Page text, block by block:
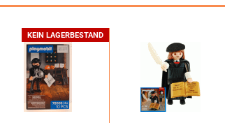
KEIN LAGERBESTAND